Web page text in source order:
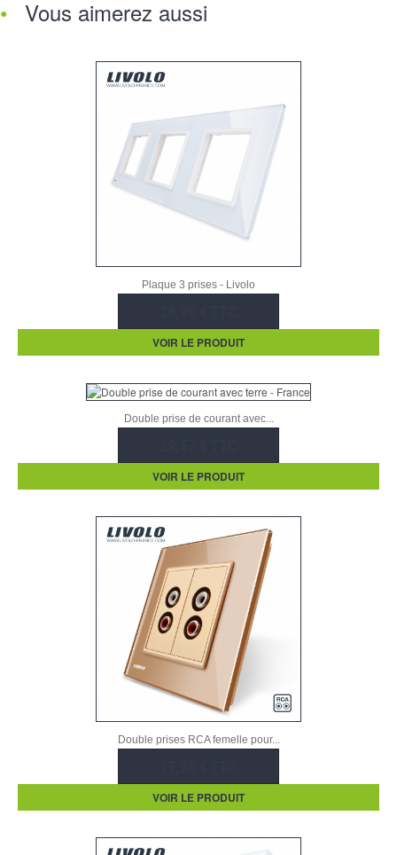
Vous aimerez aussi
Plaque 3 prises - Livolo
VOIR LE PRODUIT
Double prise de courant avec...
VOIR LE PRODUIT
Double prises RCA femelle pour...
VOIR LE PRODUIT